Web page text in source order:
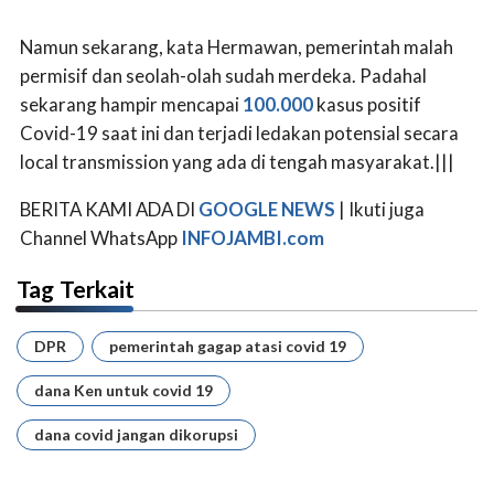
Namun sekarang, kata Hermawan, pemerintah malah
permisif dan seolah-olah sudah merdeka. Padahal
sekarang hampir mencapai100.000kasus positif
Covid-19 saat ini dan terjadi ledakan potensial secara
local transmission yang ada di tengah masyarakat.|||
BERITA KAMI ADA DI GOOGLE NEWS | Ikuti juga
Channel WhatsApp INFOJAMBI.com
Tag Terkait
DPR pemerintah gagap atasi covid 19
dana Ken untuk covid 19
dana covid jangan dikorupsi